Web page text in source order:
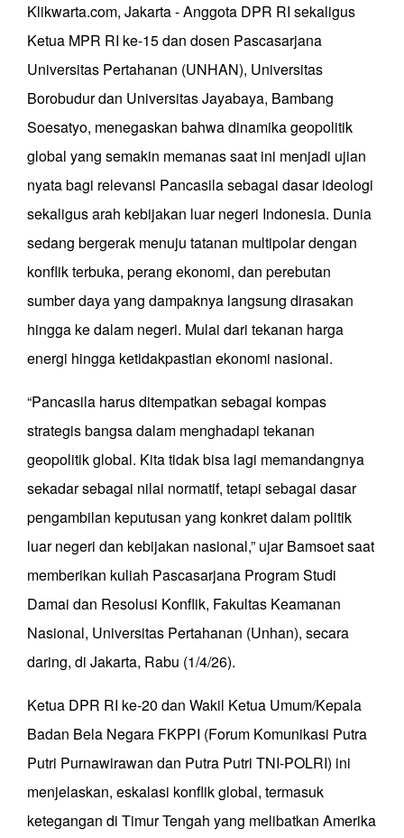
Klikwarta.com, Jakarta - Anggota DPR RI sekaligus
Ketua MPR RI ke-15 dan dosen Pascasarjana
Universitas Pertahanan (UNHAN), Universitas
Borobudur dan Universitas Jayabaya, Bambang
Soesatyo, menegaskan bahwa dinamika geopolitik
global yang semakin memanas saat ini menjadi ujian
nyata bagi relevansi Pancasila sebagai dasar ideologi
sekaligus arah kebijakan luar negeri Indonesia. Dunia
sedang bergerak menuju tatanan multipolar dengan
konflik terbuka, perang ekonomi, dan perebutan
sumber daya yang dampaknya langsung dirasakan
hingga ke dalam negeri. Mulai dari tekanan harga
energi hingga ketidakpastian ekonomi nasional.
“Pancasila harus ditempatkan sebagai kompas
strategis bangsa dalam menghadapi tekanan
geopolitik global. Kita tidak bisa lagi memandangnya
sekadar sebagai nilai normatif, tetapi sebagai dasar
pengambilan keputusan yang konkret dalam politik
luar negeri dan kebijakan nasional,” ujar Bamsoet saat
memberikan kuliah Pascasarjana Program Studi
Damai dan Resolusi Konflik, Fakultas Keamanan
Nasional, Universitas Pertahanan (Unhan), secara
daring, di Jakarta, Rabu (1/4/26).
Ketua DPR RI ke-20 dan Wakil Ketua Umum/Kepala
Badan Bela Negara FKPPI (Forum Komunikasi Putra
Putri Purnawirawan dan Putra Putri TNI-POLRI) ini
menjelaskan, eskalasi konflik global, termasuk
ketegangan di Timur Tengah yang melibatkan Amerika